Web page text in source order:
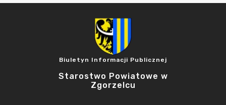
Biuletyn Informacji Publicznej
Starostwo Powiatowe w
Zgorzelcu